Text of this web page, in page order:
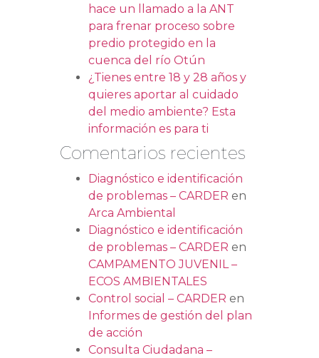
hace un llamado a la ANT
para frenar proceso sobre
predio protegido en la
cuenca del río Otún
¿Tienes entre 18 y 28 años y
quieres aportar al cuidado
del medio ambiente? Esta
información es para ti
Comentarios recientes
Diagnóstico e identificación
de problemas – CARDER en
Arca Ambiental
Diagnóstico e identificación
de problemas – CARDER en
CAMPAMENTO JUVENIL –
ECOS AMBIENTALES
Control social – CARDER en
Informes de gestión del plan
de acción
Consulta Ciudadana –